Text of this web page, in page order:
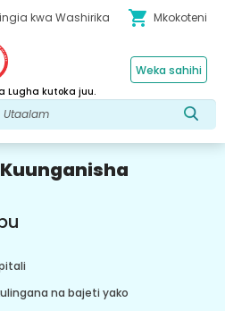
kwa Washirika shopping_cart Mkokoteni
Lugha kutoka juu.
Weka sahihi
na bajeti yako